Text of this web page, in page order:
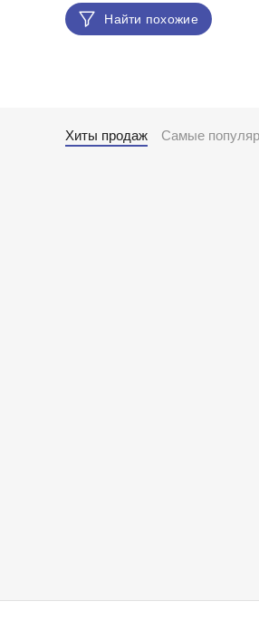
Найти похожие
Хиты продаж Самые